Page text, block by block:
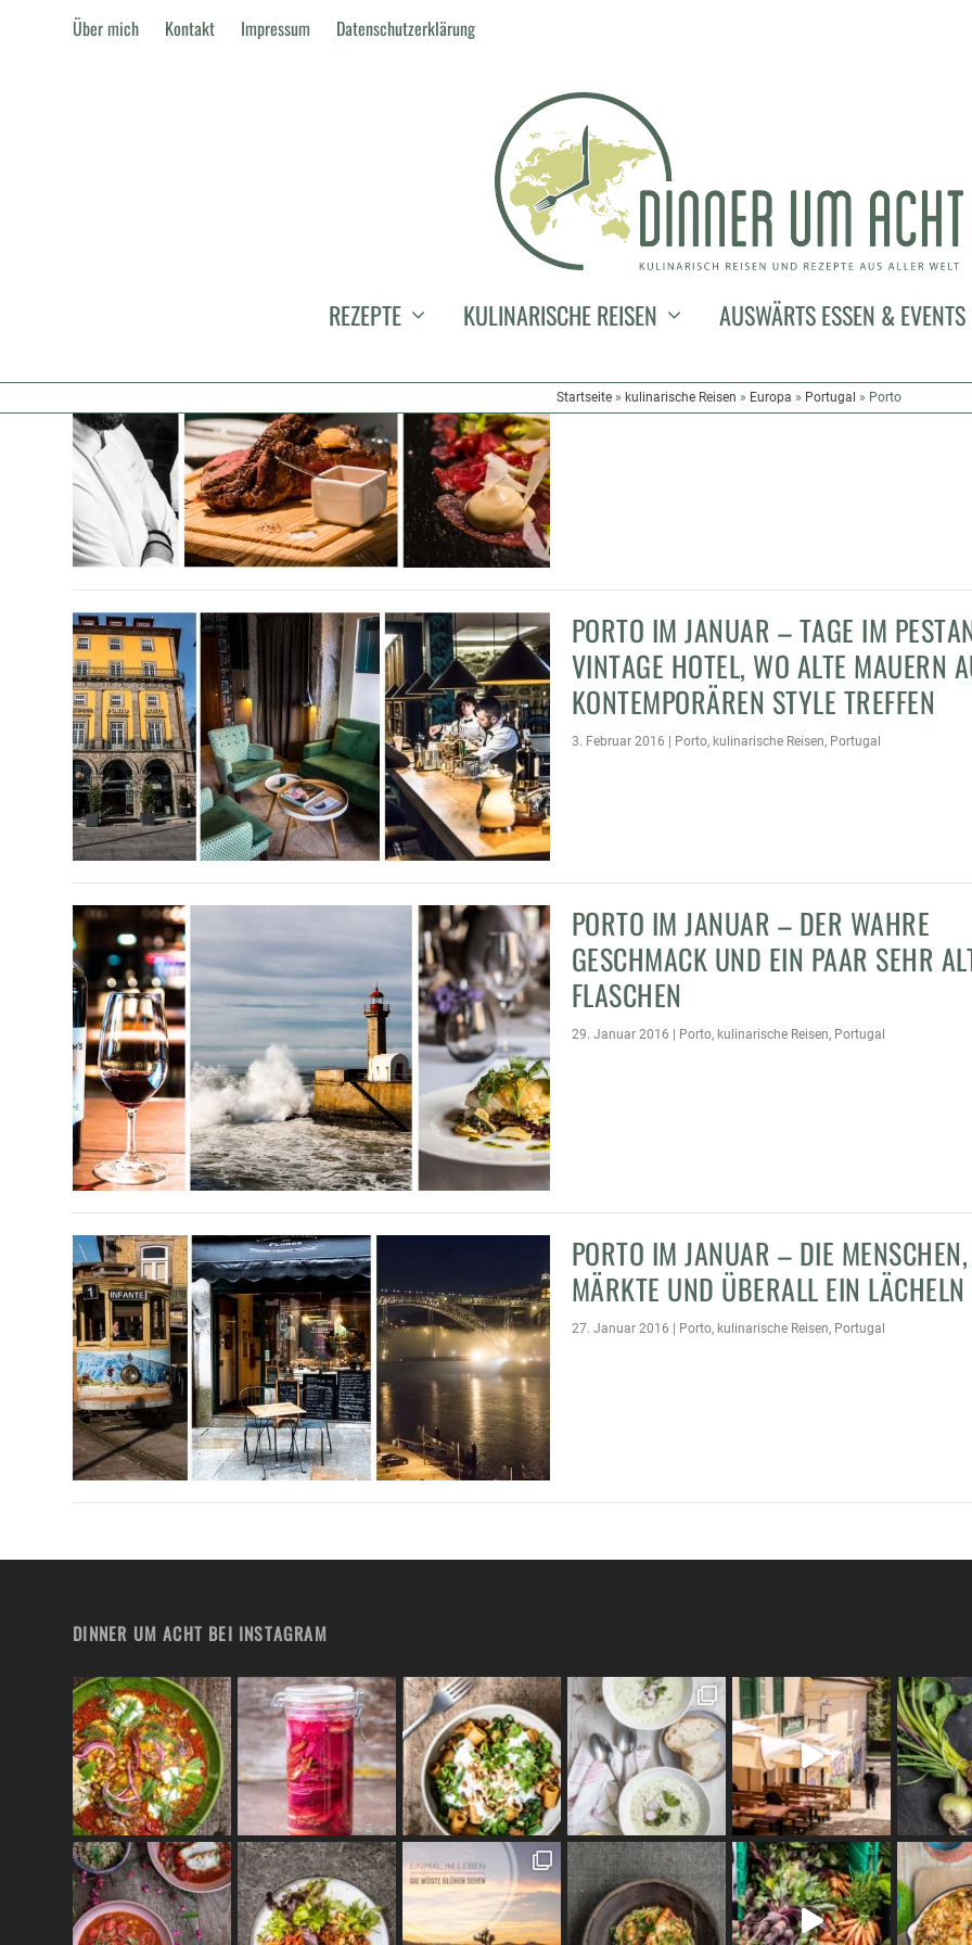
Über mich Kontakt Impressum Datenschutzerklärung
REZEPTE KULINARISCHE REISEN AUSWÄRTS ESSEN & EVENTS
Startseite » kulinarische Reisen » Europa » Portugal » Porto
PORTO IM JANUAR – EIN INTERVIEW
RUI MARTINS ÜBER DAS BESTE
PORTO IM JANUAR – TAGE IM
VINTAGE HOTEL, WO ALTE MAUERN
KONTEMPORÄREN STYLE TREFFEN
3. Februar 2016 Porto, kulinarische Reisen, Portugal
PORTO IM JANUAR – DER WAHRE
GESCHMACK UND EIN PAAR SEHR
FLASCHEN
29. Januar 2016 | Porto, kulinarische Reisen, Portugal
PORTO IM JANUAR – DIE
MÄRKTE UND ÜBERALL EIN LÄCHELN
27. Januar 2016 Porto, kulinarische Reisen, Portugal
DINNER UM ACHT BEI INSTAGRAM